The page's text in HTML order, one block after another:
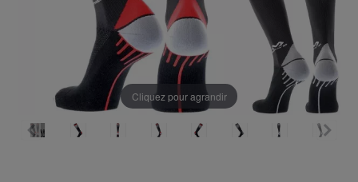
Cliquez pour agrandir